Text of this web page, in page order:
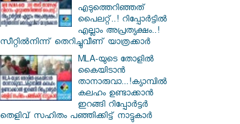
എടുത്തെറിഞ്ഞത്
പൈലറ്റ്..! റിപ്പോർട്ടിൽ
എല്ലാം അപ്രത്യക്ഷം..!
സീറ്റിൽനിന്ന് തെറിച്ചുവീണ് യാത്രക്കാർ
MLA-യുടെ തോളിൽ
കൈയിടാൻ
താനാരുവാ...!ക്യാമ്പിൽ
കലഹം ഉണ്ടാക്കാൻ
ഇറങ്ങി റിപ്പോർട്ടർ
തെളിവ് സഹിതം പഞ്ഞിക്കിട്ട് നാട്ടുകാർ